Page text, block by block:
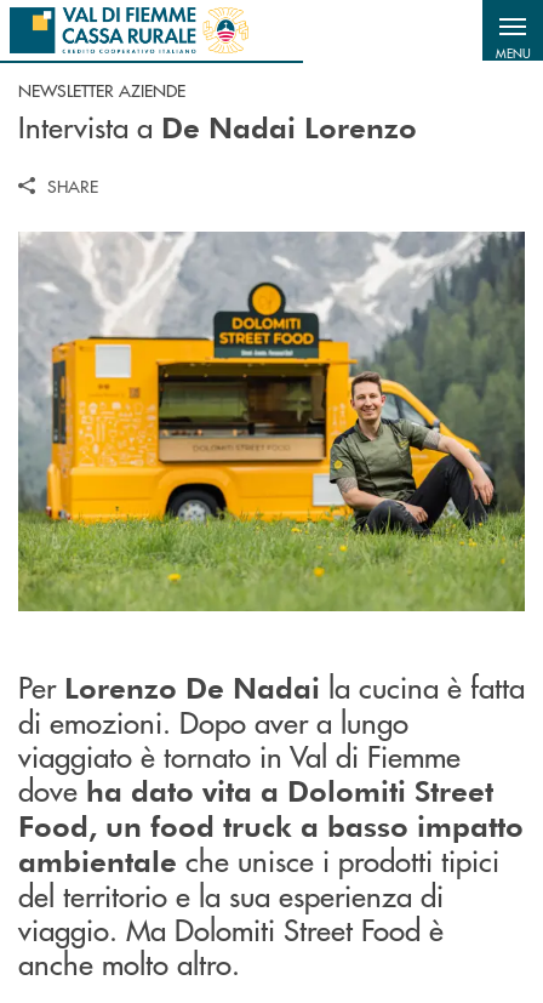
Salta al contenuto principale
MENU
NEWSLETTER AZIENDE
Intervista a De Nadai Lorenzo
SHARE
Per Lorenzo De Nadai la cucina è fatta
di emozioni. Dopo aver a lungo
viaggiato è tornato in Val di Fiemme
dove ha dato vita a Dolomiti Street
Food, un food truck a basso impatto
ambientale che unisce i prodotti tipici
del territorio e la sua esperienza di
viaggio. Ma Dolomiti Street Food è
anche molto altro.